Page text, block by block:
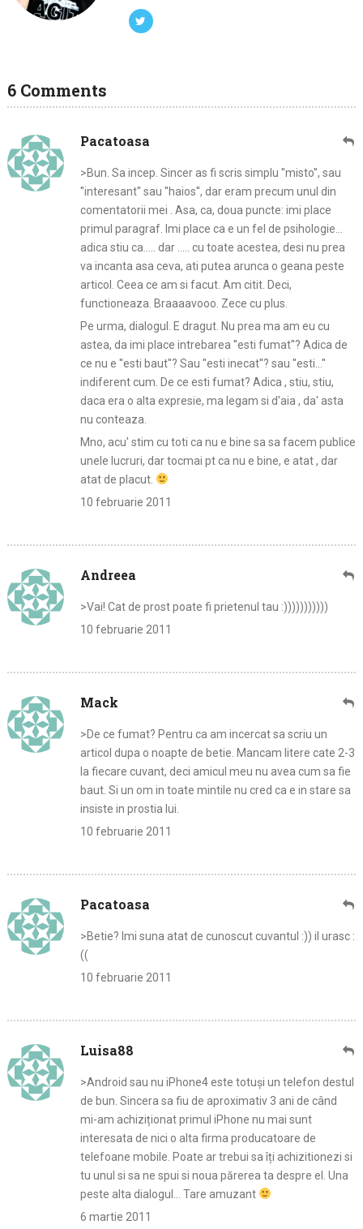
6 Comments
Pacatoasa
>Bun. Sa incep. Sincer as fi scris simplu ''misto'', sau
''interesant'' sau ''haios'', dar eram precum unul din
comentatorii mei . Asa, ca, doua puncte: imi place
primul paragraf. Imi place ca e un fel de psihologie…
adica stiu ca….. dar ….. cu toate acestea, desi nu prea
va incanta asa ceva, ati putea arunca o geana peste
articol. Ceea ce am si facut. Am citit. Deci,
functioneaza. Braaaavooo. Zece cu plus.
Pe urma, dialogul. E dragut. Nu prea ma am eu cu
astea, da imi place intrebarea ''esti fumat''? Adica de
ce nu e ''esti baut''? Sau ''esti inecat''? sau ''esti…''
indiferent cum. De ce esti fumat? Adica , stiu, stiu,
daca era o alta expresie, ma legam si d'aia , da' asta
nu conteaza.
Mno, acu' stim cu toti ca nu e bine sa sa facem publice
unele lucruri, dar tocmai pt ca nu e bine, e atat , dar
atat de placut.
10 februarie 2011
Andreea
>Vai! Cat de prost poate fi prietenul tau :)))))))))))
10 februarie 2011
Mack
>De ce fumat? Pentru ca am incercat sa scriu un
articol dupa o noapte de betie. Mancam litere cate 2-3
la fiecare cuvant, deci amicul meu nu avea cum sa fie
baut. Si un om in toate mintile nu cred ca e in stare sa
insiste in prostia lui.
10 februarie 2011
Pacatoasa
>Betie? Imi suna atat de cunoscut cuvantul :)) il urasc :
((
10 februarie 2011
Luisa88
>Android sau nu iPhone4 este totuși un telefon destul
de bun. Sincera sa fiu de aproximativ 3 ani de când
mi-am achiziționat primul iPhone nu mai sunt
interesata de nici o alta firma producatoare de
telefoane mobile. Poate ar trebui sa îți achizitionezi si
tu unul si sa ne spui si noua părerea ta despre el. Una
peste alta dialogul… Tare amuzant
6 martie 2011